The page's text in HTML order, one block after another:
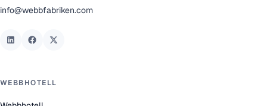
info@webbfabriken.com
WEBBHOTELL